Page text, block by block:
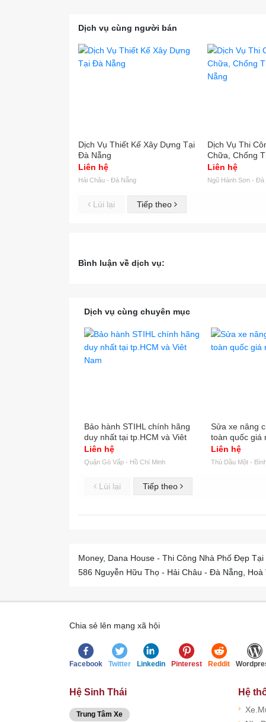
Dịch vụ cùng người bán
Dịch Vụ Thiết Kế Xây Dựng Tại
Đà Nẵng
Liên hệ
Hải Châu - Đà Nẵng
Dịch Vụ Thi
Chữa, Chống
Nẵng
Liên hệ
Ngũ Hành Sơn - Đà
Lùi lại Tiếp theo
Bình luận về dịch vụ:
Dịch vụ cùng chuyên mục
Bảo hành STIHL chính hãng
duy nhất tại tp.HCM và Viêt
Nam
Liên hệ
Quận Gò Vấp - Hồ Chí Minh
Sửa xe nâng
toàn quốc giá
Liên hệ
Thủ Dầu Một -
Lùi lại Tiếp theo
Money, Dana House - Thi Công Nhà Phố Đẹp
586 Nguyễn Hữu Thọ - Hải Châu - Đà Nẵng,
Chia sẻ lên mạng xã hội
Facebook Twitter Linkedin Pinterest Reddit
Hệ Sinh Thái
Trung Tâm Xe
Hệ
›